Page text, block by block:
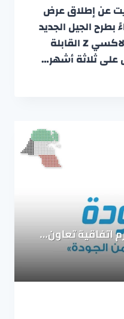
عن إطلاق عرض
الجيل الجديد
من هواتف سامسونغ جالاكسي Z القابلة
على ثلاثة أشهر…